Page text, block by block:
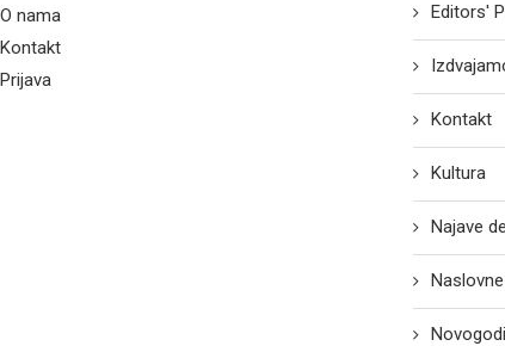
O nama
Kontakt
Prijava
Editors'
Kontakt
Kultura
Najave
Naslovne